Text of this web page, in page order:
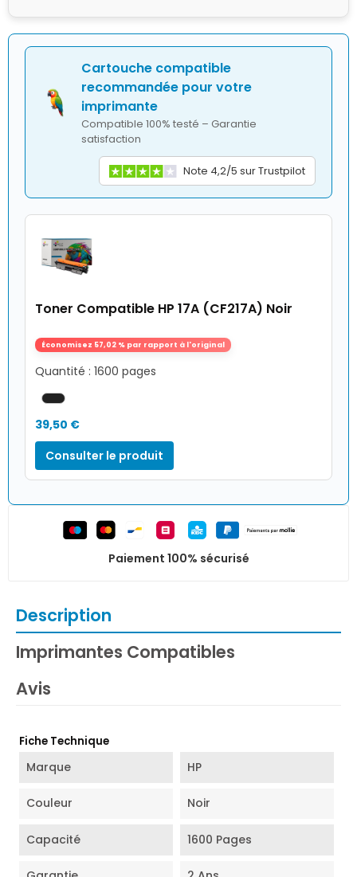
Cartouche compatible
recommandée pour votre
imprimante
Compatible 100% testé – Garantie
satisfaction
Note 4,2/5 sur Trustpilot
Toner Compatible HP 17A (CF217A) Noir
Économisez 57,02 % par rapport à l'original
Quantité : 1600 pages
39,50 €
Consulter le produit
Paiement 100% sécurisé
Description
Imprimantes Compatibles
Avis
Fiche Technique
Marque HP
Couleur Noir
Capacité 1600 Pages